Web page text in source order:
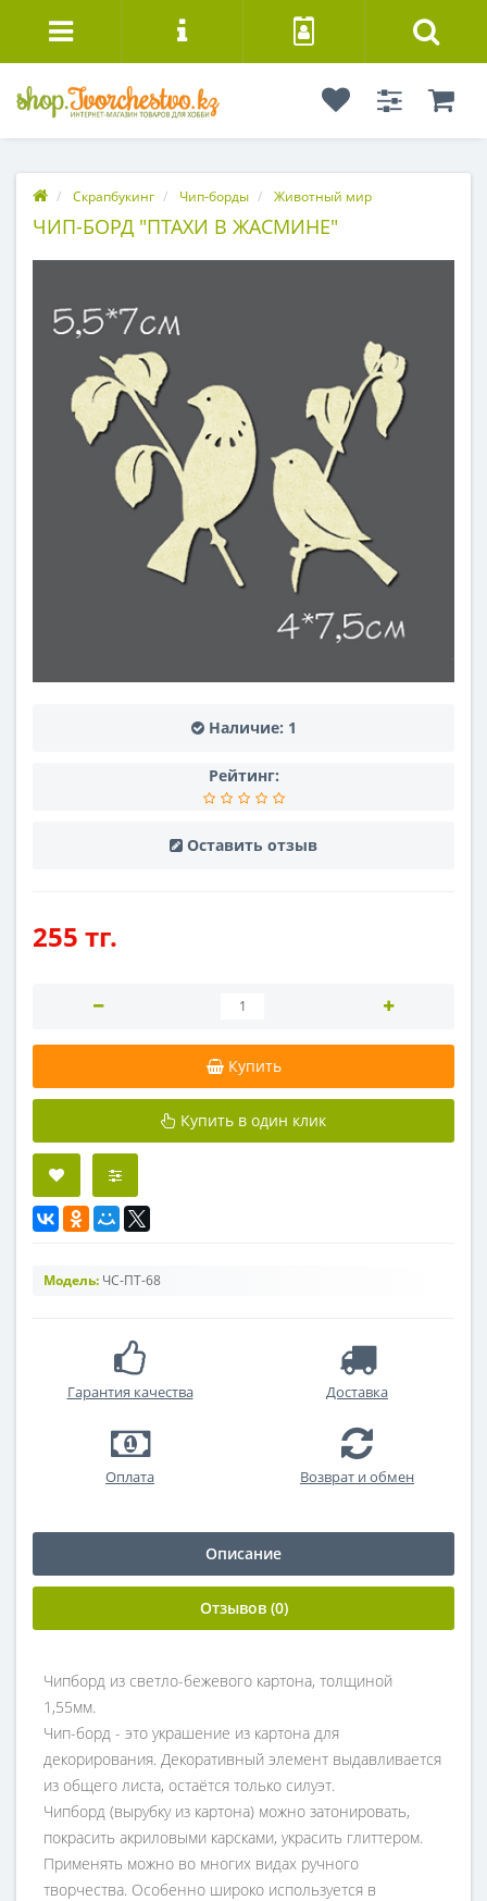
Скрапбукинг Чип-борды Животный мир
ЧИП-БОРД "ПТАХИ В ЖАСМИНЕ"
Наличие: 1
Рейтинг:
Оставить отзыв
255 тг.
Купить
Купить в один клик
Модель: ЧС-ПТ-68
Гарантия качества Доставка
Оплата Возврат и обмен
Описание
Отзывов (0)
Чипборд из светло-бежевого картона, толщиной
1,55мм.
Чип-борд - это украшение из картона для
декорирования. Декоративный элемент выдавливается
из общего листа, остаётся только силуэт.
Чипборд (вырубку из картона) можно затонировать,
покрасить акриловыми карсками, украсить глиттером.
Применять можно во многих видах ручного
творчества. Особенно широко используется в